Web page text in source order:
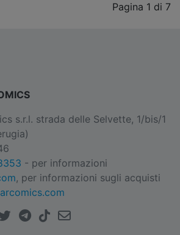
Pagina 1 di 7
s.r.l. strada delle Selvette, 1/bis/1
- per informazioni
, per informazioni sugli acquisti